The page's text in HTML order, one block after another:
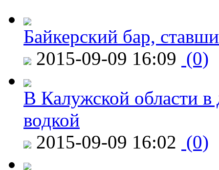
Байкерский бар,
2015-09-09 16:09 (0)
В Калужской области в
водкой
2015-09-09 16:02 (0)